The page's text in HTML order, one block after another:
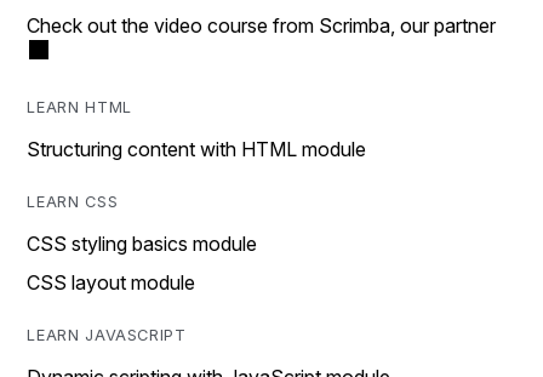
Check out the video course from Scrimba, our partner
LEARN HTML
Structuring content with HTML module
LEARN CSS
CSS styling basics module
CSS layout module
LEARN JAVASCRIPT